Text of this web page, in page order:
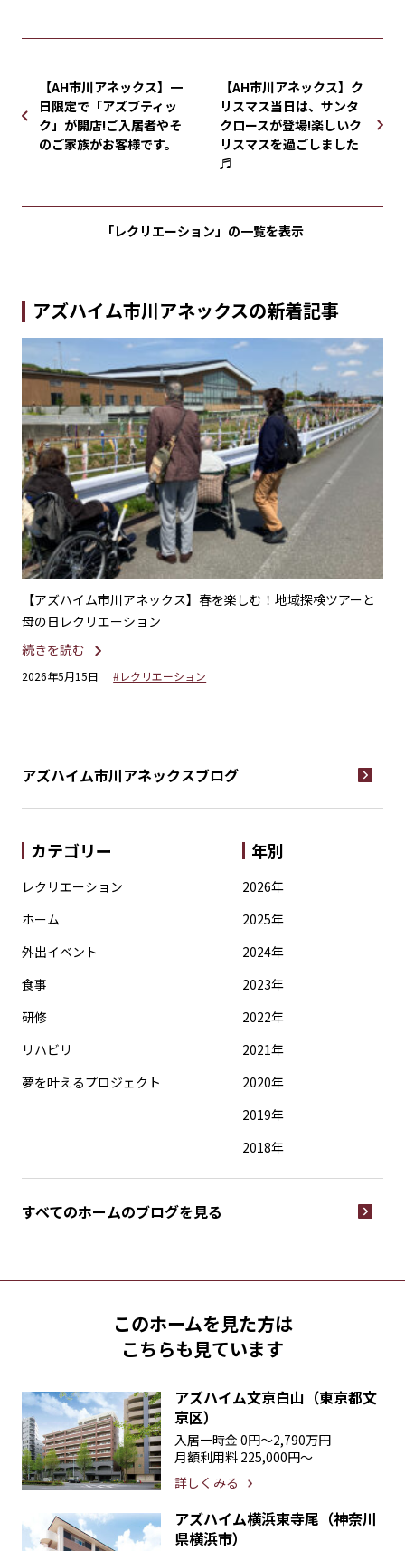
【AH市川アネックス】一
日限定で「アズブティッ
ク」が開店!ご入居者やそ
のご家族がお客様です。
【AH市川アネックス】ク
リスマス当日は、サンタ
クロースが登場!楽しいク
リスマスを過ごしました
♬
「レクリエーション」の一覧を表示
アズハイム市川アネックスの新着記事
【アズハイム市川アネックス】春を楽しむ！地域探検ツアーと
母の日レクリエーション
続きを読む
2026年5月15日 #レクリエーション
アズハイム市川アネックスブログ
カテゴリー
レクリエーション
ホーム
外出イベント
食事
研修
リハビリ
夢を叶えるプロジェクト
年別
2026年
2025年
2024年
2023年
2022年
2021年
2020年
2019年
2018年
すべてのホームのブログを見る
このホームを見た方は
こちらも見ています
アズハイム文京白山（東京都文
京区）
入居一時金 0円〜2,790万円
月額利用料 225,000円〜
詳しくみる
アズハイム横浜東寺尾（神奈川
県横浜市）